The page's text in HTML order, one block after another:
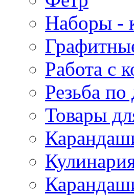
Наборы -
Работа с
Резьба
Товары